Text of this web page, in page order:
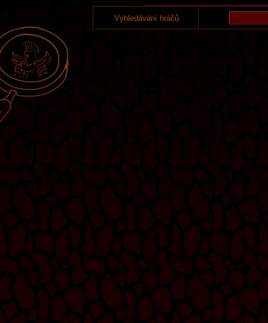
Vyhledávání hráčů